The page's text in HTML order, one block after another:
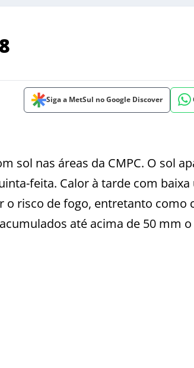
Siga a MetSul no Google Discover
sol nas áreas da CMPC. O sol
feita. Calor à tarde com
risco de fogo, entretanto como
até acima de 50 mm